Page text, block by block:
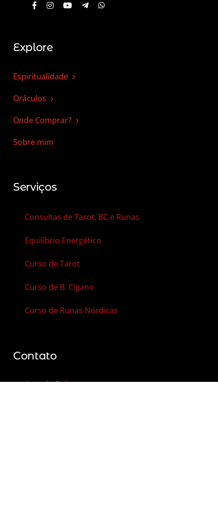
Explore
Espiritualidade
Oráculos
Onde Comprar?
Sobre mim
Serviços
Consultas de Tarot, BC e Runas
Equilíbrio Energético
Curso de Tarot
Curso de B. Cigano
Curso de Runas Nórdicas
Contato
Agenda Online